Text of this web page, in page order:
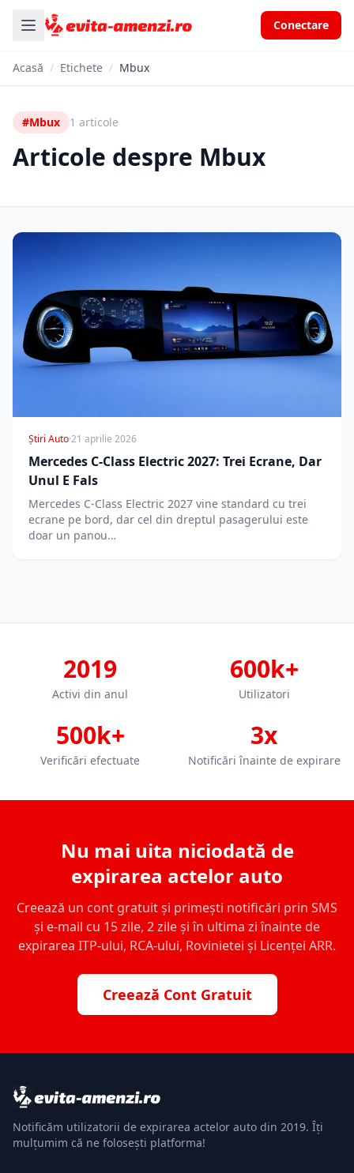
Conectare
Acasă / Etichete / Mbux
#Mbux 1 articole
Articole despre Mbux
Știri Auto·21 aprilie 2026
Mercedes C-Class Electric 2027: Trei Ecrane, Dar
Unul E Fals
Mercedes C-Class Electric 2027 vine standard cu trei
ecrane pe bord, dar cel din dreptul pasagerului este
doar un panou…
2019
Activi din anul
600k+
Utilizatori
500k+
Verificări efectuate
3x
Notificări înainte de expirare
Nu mai uita niciodată de
expirarea actelor auto
Creează un cont gratuit și primești notificări prin SMS
și e-mail cu 15 zile, 2 zile și în ultima zi înainte de
expirarea ITP-ului, RCA-ului, Rovinietei și Licenței ARR.
Creează Cont Gratuit
Notificăm utilizatorii de expirarea actelor auto din 2019. Îți
mulțumim că ne folosești platforma!